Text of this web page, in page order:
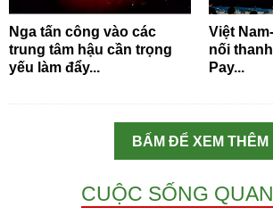
Nga tấn công vào các
trung tâm hậu cần trọng
yếu làm đẩy...
Việt
nối
Pay...
BẤM ĐỂ XEM THÊM
CUỘC SỐNG